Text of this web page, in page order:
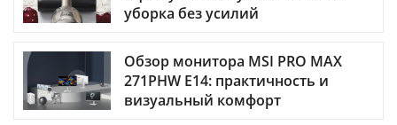
уборка без усилий
Обзор монитора MSI PRO MAX
271PHW E14: практичность и
визуальный комфорт